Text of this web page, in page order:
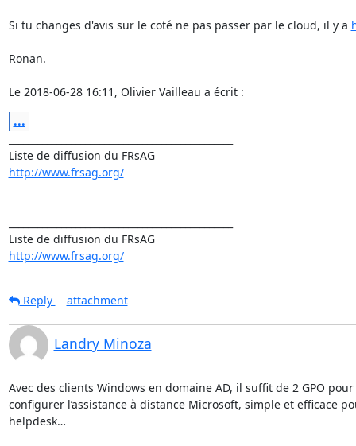
Si tu changes d'avis sur le coté ne pas passer par le cloud, il y a
Ronan.
Le 2018-06-28 16:11, Olivier Vailleau a écrit :
...
Liste de diffusion du FRsAG
http://www.frsag.org/
Liste de diffusion du FRsAG
http://www.frsag.org/
Reply attachment
Landry Minoza
Avec des clients Windows en domaine AD, il suffit de 2 GPO
configurer l’assistance à distance Microsoft, simple et efficace
helpdesk…